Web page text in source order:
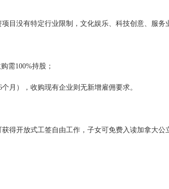
目没有特定行业限制，文化娱乐、科技创意、服务
需100%持股；
月），收购现有企业则无新增雇佣要求。
得开放式工签自由工作，子女可免费入读加拿大公